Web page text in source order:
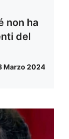
non ha
del
Marzo 2024